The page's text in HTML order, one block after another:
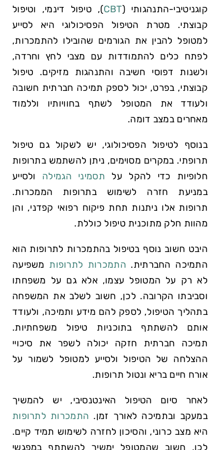
קוגניטיבי-התנהגותי (CBT), טיפול דינמי, וטיפול
קבוצתי. מטרת הטיפול הפסיכולוגי היא לסייע
למטופל להבין את הגורמים שהובילו להתמכרות,
לפתח כלים להתמודדות עם מצבי לחץ וחרדה,
ולשנות דפוסי חשיבה והתנהגות מזיקים. טיפול
קבוצתי, בפרט, יכול לספק תמיכה חברתית חשובה
ולעודד את המטופל לשתף בחוויותיו וללמוד
מאחרים במצב דומה.
בנוסף לטיפול הפסיכולוגי, יש לשקול גם טיפול
תרופתי. במקרים מסוימים, ניתן להשתמש בתרופות
חלופיות כדי להקל על תסמיני הגמילה ולסייע
במניעת חזרה לשימוש בתרופות הממכרות.
תרופות אלו ניתנות תחת פיקוח רפואי קפדני, והן
מהוות חלק מתוכנית טיפול כוללת.
היבט חשוב נוסף בטיפול בהתמכרות לתרופות הוא
התמיכה החברתית. התמכרות לתרופות משפיעה
לא רק על המטופל עצמו, אלא גם על משפחתו
וסביבתו הקרובה. לכן, חשוב לשלב את המשפחה
בתהליך הטיפול, לספק להם מידע ותמיכה, ולעודד
אותם להשתתף בתוכניות טיפול משפחתיות.
תמיכה חברתית חזקה יכולה לשפר את סיכויי
ההצלחה של הטיפול ולסייע למטופל לשמור על
אורח חיים בריא ונטול תרופות.
לאחר סיום הטיפול האינטנסיבי, יש להמשיך
במעקב ובתמיכה לאורך זמן. התמכרות לתרופות
היא מצב כרוני, והסיכון לחזרה לשימוש תמיד קיים.
לכן, חשוב שהמטופל ימשיך להשתתף במפגשי